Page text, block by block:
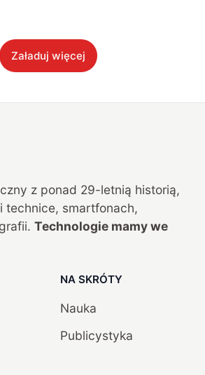
Załaduj więcej
z ponad 29-letnią historią,
technice, smartfonach,
Technologie mamy we
NA SKRÓTY
Nauka
Publicystyka